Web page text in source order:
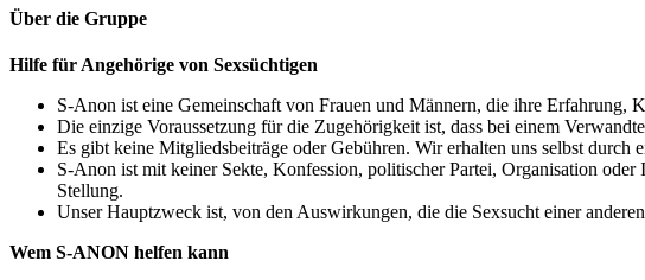
Über die Gruppe
Hilfe für Angehörige von Sexsüchtigen
S-Anon ist eine Gemeinschaft von Frauen und Männern, die ihre Erfahrung,
Die einzige Voraussetzung für die Zugehörigkeit ist, dass bei einem
Es gibt keine Mitgliedsbeiträge oder Gebühren. Wir erhalten uns selbst durch
S-Anon ist mit keiner Sekte, Konfession, politischer Partei, Organisation
Stellung.
Unser Hauptzweck ist, von den Auswirkungen, die die Sexsucht einer
Wem S-ANON helfen kann